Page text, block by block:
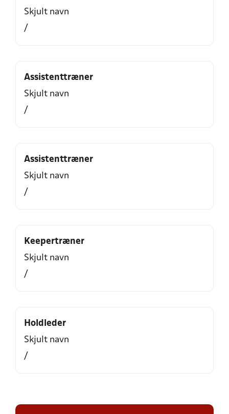
Skjult navn
/
Assistenttræner
Skjult navn
/
Assistenttræner
Skjult navn
/
Keepertræner
Skjult navn
/
Holdleder
Skjult navn
/